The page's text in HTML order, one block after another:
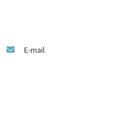
E-mail